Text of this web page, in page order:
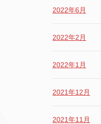
2022年6月
2022年2月
2022年1月
2021年12月
2021年11月